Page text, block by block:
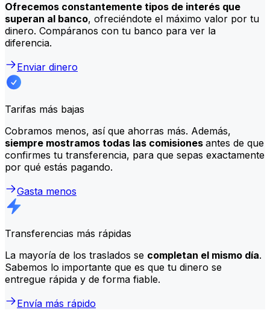
Ofrecemos constantemente tipos de interés que
superan al banco, ofreciéndote el máximo valor por tu
dinero. Compáranos con tu banco para ver la
diferencia.
Enviar dinero
Tarifas más bajas
Cobramos menos, así que ahorras más. Además,
siempre mostramos todas las comisiones antes de que
confirmes tu transferencia, para que sepas exactamente
por qué estás pagando.
Gasta menos
Transferencias más rápidas
La mayoría de los traslados se completan el mismo día.
Sabemos lo importante que es que tu dinero se
entregue rápida y de forma fiable.
Envía más rápido